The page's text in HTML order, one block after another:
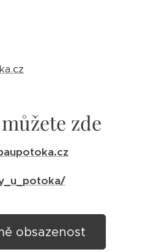
zde
obsazenost